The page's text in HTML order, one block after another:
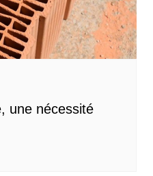
une nécessité